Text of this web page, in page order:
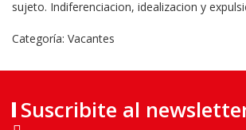
sujeto. Indiferenciacion, idealizacion y
Categoría: Vacantes
Suscribite al